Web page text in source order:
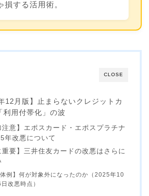
損する活用術。
CLOSE
12月版】止まらないクレジットカ
利用付帯化」の波
注意】エポスカード・エポスプラチナ
年改悪について
重要】三井住友カードの改悪はさらに
体例】何が対象外になったのか（2025年10
改悪時点）